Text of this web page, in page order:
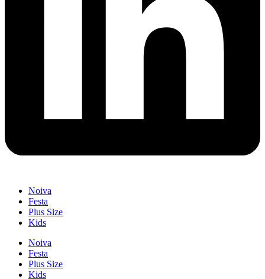
Noiva
Festa
Plus Size
Kids
Noiva
Festa
Plus Size
Kids